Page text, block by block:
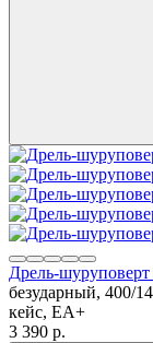
Дрель-
безударный, 400/
кейс, ЕА+
3 390 p.